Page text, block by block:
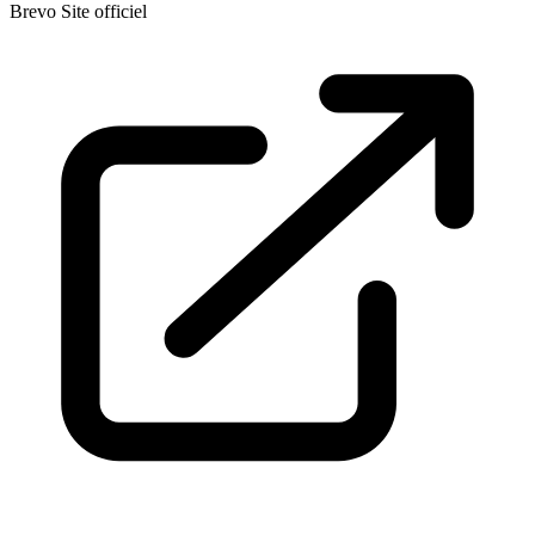
Brevo Site officiel